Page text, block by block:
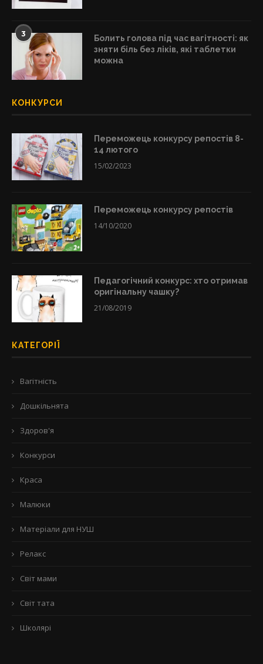
3
Болить голова під час вагітності: як
зняти біль без ліків, які таблетки
можна
КОНКУРСИ
Переможець конкурсу репостів 8-
14 лютого
15/02/2023
Переможець конкурсу репостів
14/10/2020
Педагогічний конкурс: хто отримав
оригінальну чашку?
21/08/2019
КАТЕГОРІЇ
Вагітність
Дошкільнята
Здоров'я
Конкурси
Краса
Малюки
Матеріали для НУШ
Релакс
Світ мами
Світ тата
Школярі